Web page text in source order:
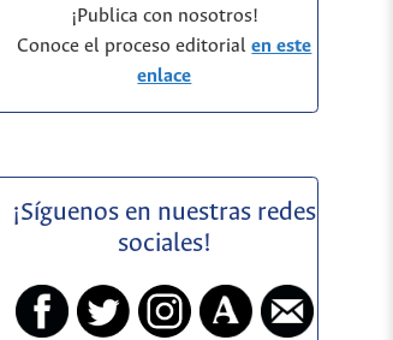
¡Publica con nosotros!
Conoce el proceso editorialen este
enlace
¡Síguenos en nuestras redes
sociales!